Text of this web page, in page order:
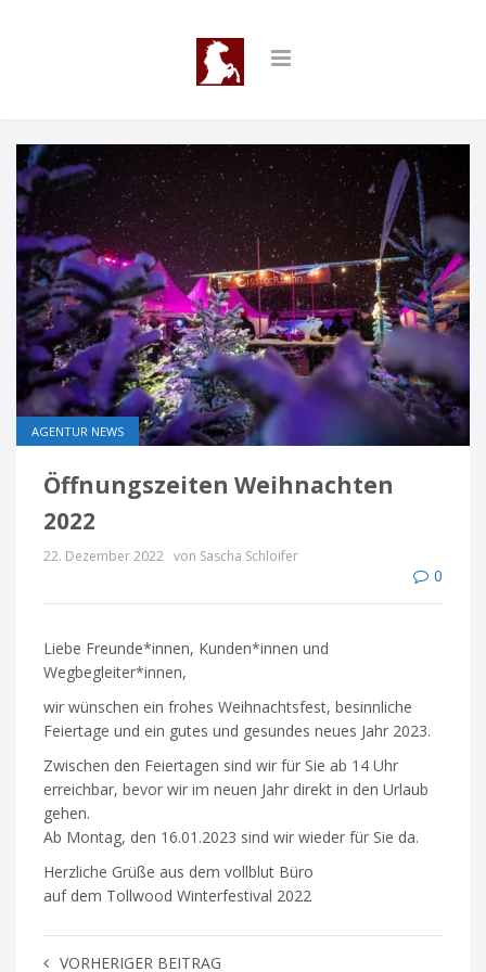
AGENTUR NEWS
Öffnungszeiten Weihnachten
2022
22. Dezember 2022 von Sascha Schloifer
0
Liebe Freunde*innen, Kunden*innen und
Wegbegleiter*innen,
wir wünschen ein frohes Weihnachtsfest, besinnliche
Feiertage und ein gutes und gesundes neues Jahr 2023.
Zwischen den Feiertagen sind wir für Sie ab 14 Uhr
erreichbar, bevor wir im neuen Jahr direkt in den Urlaub
gehen.
Ab Montag, den 16.01.2023 sind wir wieder für Sie da.
Herzliche Grüße aus dem vollblut Büro
auf dem Tollwood Winterfestival 2022
VORHERIGER BEITRAG